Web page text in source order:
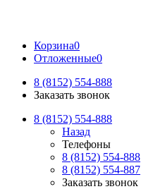
Корзина0
Отложенные0
8 (8152) 554-888
Заказать звонок
8 (8152) 554-888
Назад
Телефоны
8 (8152) 554-888
8 (8152) 554-887
Заказать звонок